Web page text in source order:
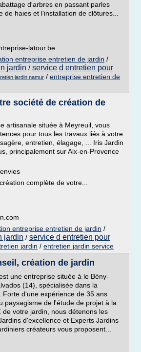
d'arbres en passant parles
de haies et l'installation de clôtures...
latour.be
entreprise entretien de jardin /
jardin / service d entretien pour
jardin namur / entreprise entretien de
société de création de
artisanale située à Meyreuil, vous
pour tous les travaux liés à votre
entretien, élagage, ... Iris Jardin
principalement sur Aix-en-Provence
complète de votre...
entreprise entretien de jardin /
jardin / service d entretien pour
jardin / entretien jardin service
création de jardin
une entreprise située à le Bény-
(14), spécialisée dans la
Forte d'une expérience de 35 ans
paysagisme de l'étude de projet à la
de votre jardin, nous détenons les
d'excellence et Experts Jardins
créateurs vous proposent...